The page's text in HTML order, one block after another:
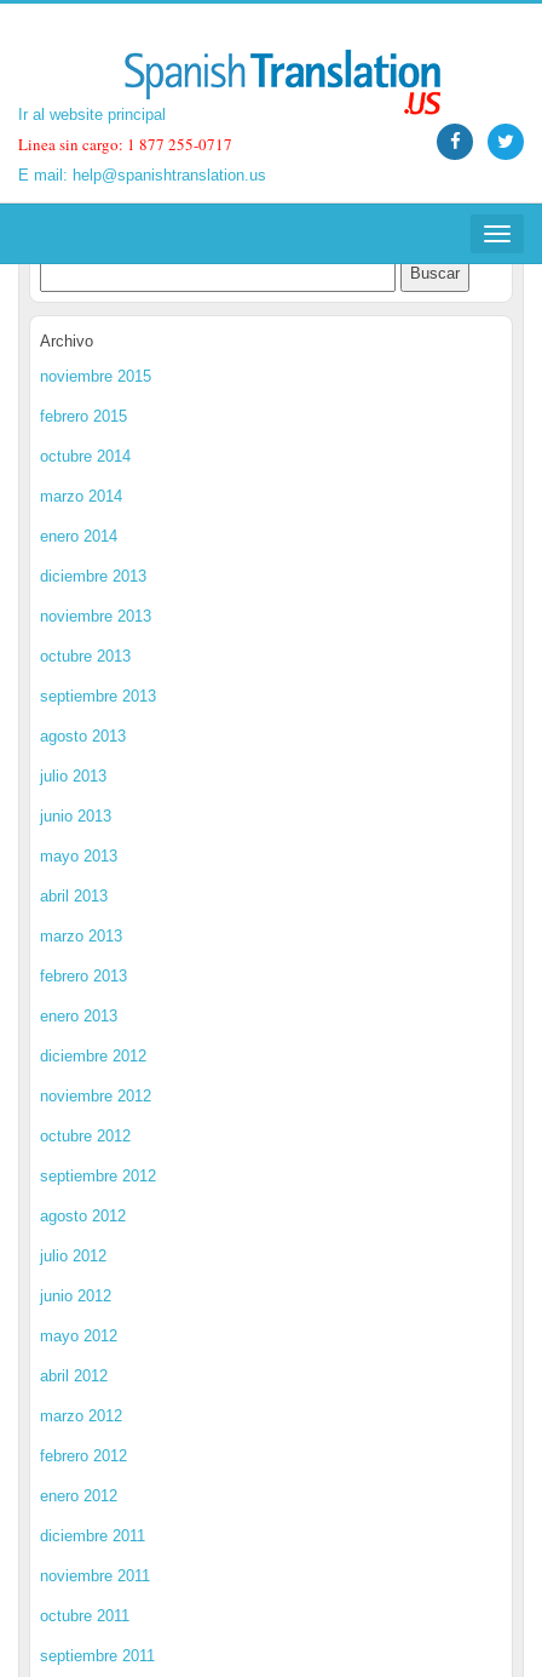
Ir al website principal
Linea sin cargo: 1 877 255-0717
E mail: help@spanishtranslation.us
Toggle
Ir al website principal
Linea sin cargo: 1 877 255-0717
E mail: help@spanishtranslation.us
Toggle
Spanish Translation Blog
Archivo
noviembre 2015
febrero 2015
octubre 2014
marzo 2014
enero 2014
diciembre 2013
noviembre 2013
octubre 2013
septiembre 2013
agosto 2013
julio 2013
junio 2013
mayo 2013
abril 2013
marzo 2013
febrero 2013
enero 2013
diciembre 2012
noviembre 2012
octubre 2012
septiembre 2012
agosto 2012
julio 2012
junio 2012
mayo 2012
abril 2012
marzo 2012
febrero 2012
enero 2012
diciembre 2011
noviembre 2011
octubre 2011
septiembre 2011